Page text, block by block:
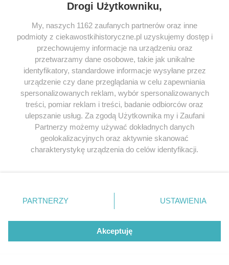
Ogon bobra jako ryba… Unia Europejska może się
schować XD
Odpowiedz
napisał/a 25.12.2016
skąd wziąć „sparzona sól”?
Przeglądaj książki historyczne w
najlepszych cenach
Drogi Użytkowniku,
My, naszych 1162 zaufanych partnerów oraz inne
podmioty z ciekawostkihistoryczne.pl uzyskujemy dostęp i
przechowujemy informacje na urządzeniu oraz
przetwarzamy dane osobowe, takie jak unikalne
identyfikatory, standardowe informacje wysyłane przez
urządzenie czy dane przeglądania w celu zapewniania
spersonalizowanych reklam, wybór spersonalizowanych
treści, pomiar reklam i treści, badanie odbiorców oraz
ulepszanie usług. Za zgodą Użytkownika my i Zaufani
Partnerzy możemy używać dokładnych danych
geolokalizacyjnych oraz aktywnie skanować
charakterystykę urządzenia do celów identyfikacji.
zmienić/wycofać klikając przycisk ustawień prywatności
znajdujący się w lewym dolnym rogu strony
. Niektóre
użytkownika, ale masz prawo sprzeciwić się takiemu
przetwarzaniu. Preferencje będą miały zastosowania tylko
PARTNERZY USTAWIENIA
Akceptuję